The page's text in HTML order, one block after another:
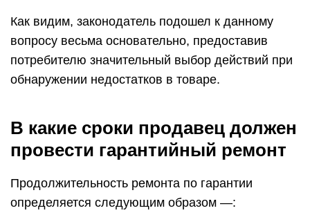
Как видим, законодатель подошел к данному
вопросу весьма основательно, предоставив
потребителю значительный выбор действий при
обнаружении недостатков в товаре.
В какие сроки продавец должен
провести гарантийный ремонт
Продолжительность ремонта по гарантии
определяется следующим образом —: